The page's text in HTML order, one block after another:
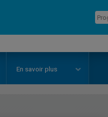
En savoir plus